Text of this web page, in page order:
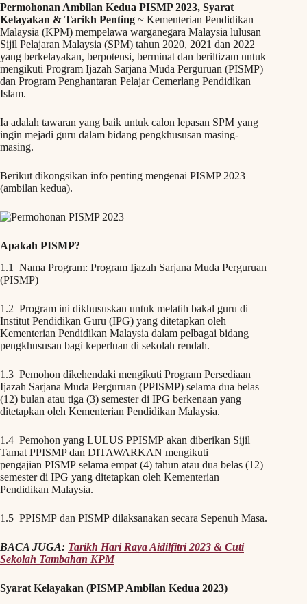
Permohonan Ambilan Kedua PISMP 2023, Syarat
Kelayakan & Tarikh Penting ~ Kementerian Pendidikan
Malaysia (KPM) mempelawa warganegara Malaysia lulusan
Sijil Pelajaran Malaysia (SPM) tahun 2020, 2021 dan 2022
yang berkelayakan, berpotensi, berminat dan beriltizam untuk
mengikuti Program Ijazah Sarjana Muda Perguruan (PISMP)
dan Program Penghantaran Pelajar Cemerlang Pendidikan
Islam.
Ia adalah tawaran yang baik untuk calon lepasan SPM yang
ingin mejadi guru dalam bidang pengkhususan masing-
masing.
Berikut dikongsikan info penting mengenai PISMP 2023
(ambilan kedua).
Apakah PISMP?
1.1 Nama Program: Program Ijazah Sarjana Muda Perguruan
(PISMP)
1.2 Program ini dikhususkan untuk melatih bakal guru di
Institut Pendidikan Guru (IPG) yang ditetapkan oleh
Kementerian Pendidikan Malaysia dalam pelbagai bidang
pengkhususan bagi keperluan di sekolah rendah.
1.3 Pemohon dikehendaki mengikuti Program Persediaan
Ijazah Sarjana Muda Perguruan (PPISMP) selama dua belas
(12) bulan atau tiga (3) semester di IPG berkenaan yang
ditetapkan oleh Kementerian Pendidikan Malaysia.
1.4 Pemohon yang LULUS PPISMP akan diberikan Sijil
Tamat PPISMP dan DITAWARKAN mengikuti
pengajian PISMP selama empat (4) tahun atau dua belas (12)
semester di IPG yang ditetapkan oleh Kementerian
Pendidikan Malaysia.
1.5 PPISMP dan PISMP dilaksanakan secara Sepenuh Masa.
BACA JUGA: Tarikh Hari Raya Aidilfitri 2023 & Cuti
Sekolah Tambahan KPM
Syarat Kelayakan (PISMP Ambilan Kedua 2023)